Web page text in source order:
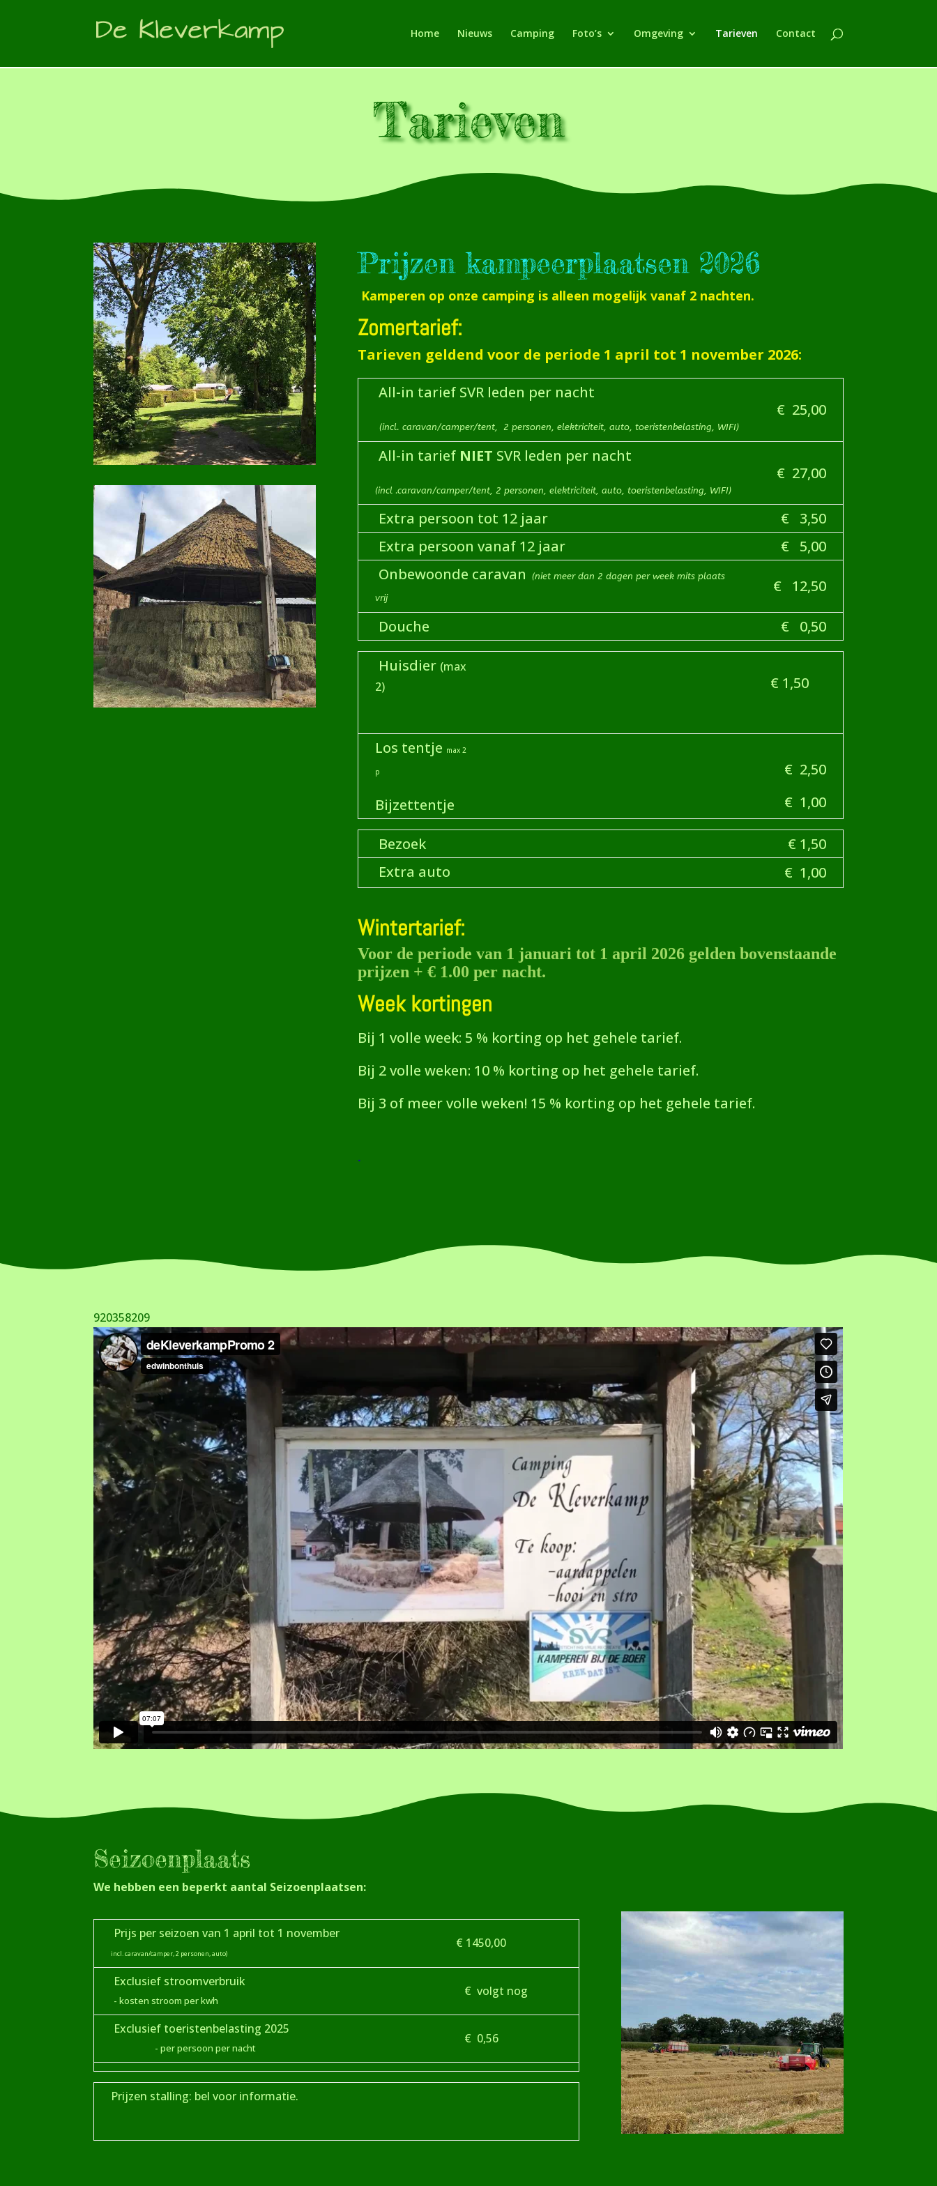
Home Nieuws Camping Foto’s Omgeving Tarieven Contact
Tarieven
Prijzen kampeerplaatsen 2026
Kamperen op onze camping is alleen mogelijk vanaf 2 nachten.
Zomertarief:
Tarieven geldend voor de periode 1 april tot 1 november 2026:
All-in tarief SVR leden per nacht
(incl. caravan/camper/tent, 2 personen, elektriciteit, auto, toeristenbelasting, WIFI)
€ 25,00
All-in tarief NIET SVR leden per nacht
(incl .caravan/camper/tent, 2 personen, elektriciteit, auto, toeristenbelasting, WIFI)
€ 27,00
Extra persoon tot 12 jaar
€ 3,50
Extra persoon vanaf 12 jaar
€ 5,00
Onbewoonde caravan
(niet meer dan 2 dagen per week mits plaats
vrij
€ 12,50
Douche € 0,50
Huisdier (max
2)
€ 1,50
Los tentje max 2
p
Bijzettentje
€ 2,50
€ 1,00
Bezoek
€ 1,50
Extra auto
€ 1,00
Wintertarief:
Voor de periode van 1 januari tot 1 april 2026 gelden bovenstaande
prijzen + € 1.00 per nacht.
Week kortingen
Bij 1 volle week: 5 % korting op het gehele tarief.
Bij 2 volle weken: 10 % korting op het gehele tarief.
Bij 3 of meer volle weken! 15 % korting op het gehele tarief.
.
920358209
Seizoenplaats
We hebben een beperkt aantal Seizoenplaatsen:
Prijs per seizoen van 1 april tot 1 november
incl. caravan/camper, 2 personen, auto)
€ 1450,00
Exclusief stroomverbruik
- kosten stroom per kwh
€ volgt nog
Exclusief toeristenbelasting 2025
- per persoon per nacht
€ 0,56
Prijzen stalling: bel voor informatie.